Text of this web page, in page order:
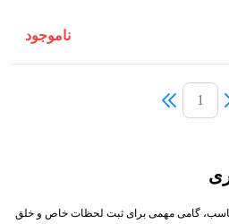
ناموجود
1
مناسب، گامی مهمی برای ثبت لحظات خاص و خلق